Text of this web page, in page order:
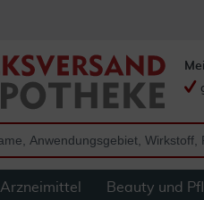
Arzneimittel Beauty und